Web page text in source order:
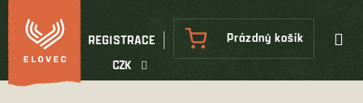
Přejít
na
obsah
CZK
REGISTRACE
NÁKUPNÍ
KOŠÍK
Prázdný košík